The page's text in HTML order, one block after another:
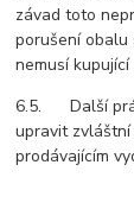
závad toto
porušení obalu
nemusí
6.5. Další
upravit
prodávajícím